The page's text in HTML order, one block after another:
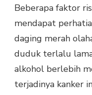
Beberapa faktor
mendapat
daging merah
duduk terlalu
alkohol berlebih
terjadinya kanker